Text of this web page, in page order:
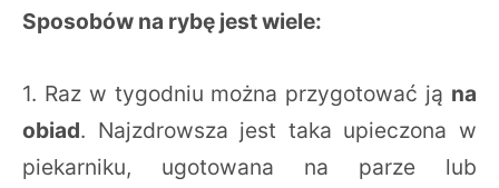
Sposobów na rybę jest wiele:
1. Raz w tygodniu można przygotować ją na
obiad. Najzdrowsza jest taka upieczona w
piekarniku, ugotowana na parze lub